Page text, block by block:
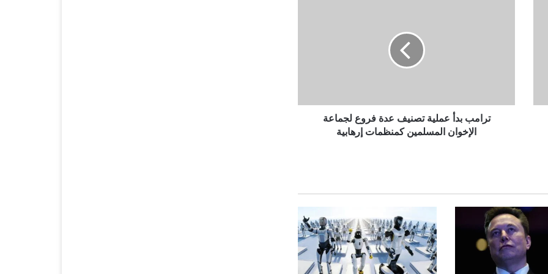
ع
ن
ي
ف
ع
د
ة
ف
ترامب بدأ عملية تصنيف عدة فروع لجماعة
الإخوان المسلمين كمنظمات إرهابية